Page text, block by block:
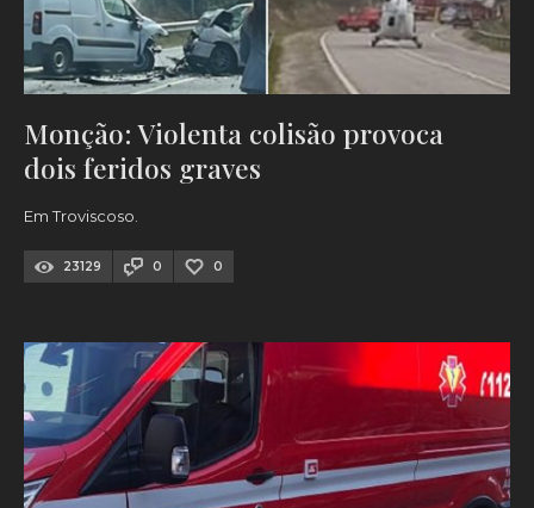
Monção: Violenta colisão provoca
dois feridos graves
Em Troviscoso.
23129 0 0